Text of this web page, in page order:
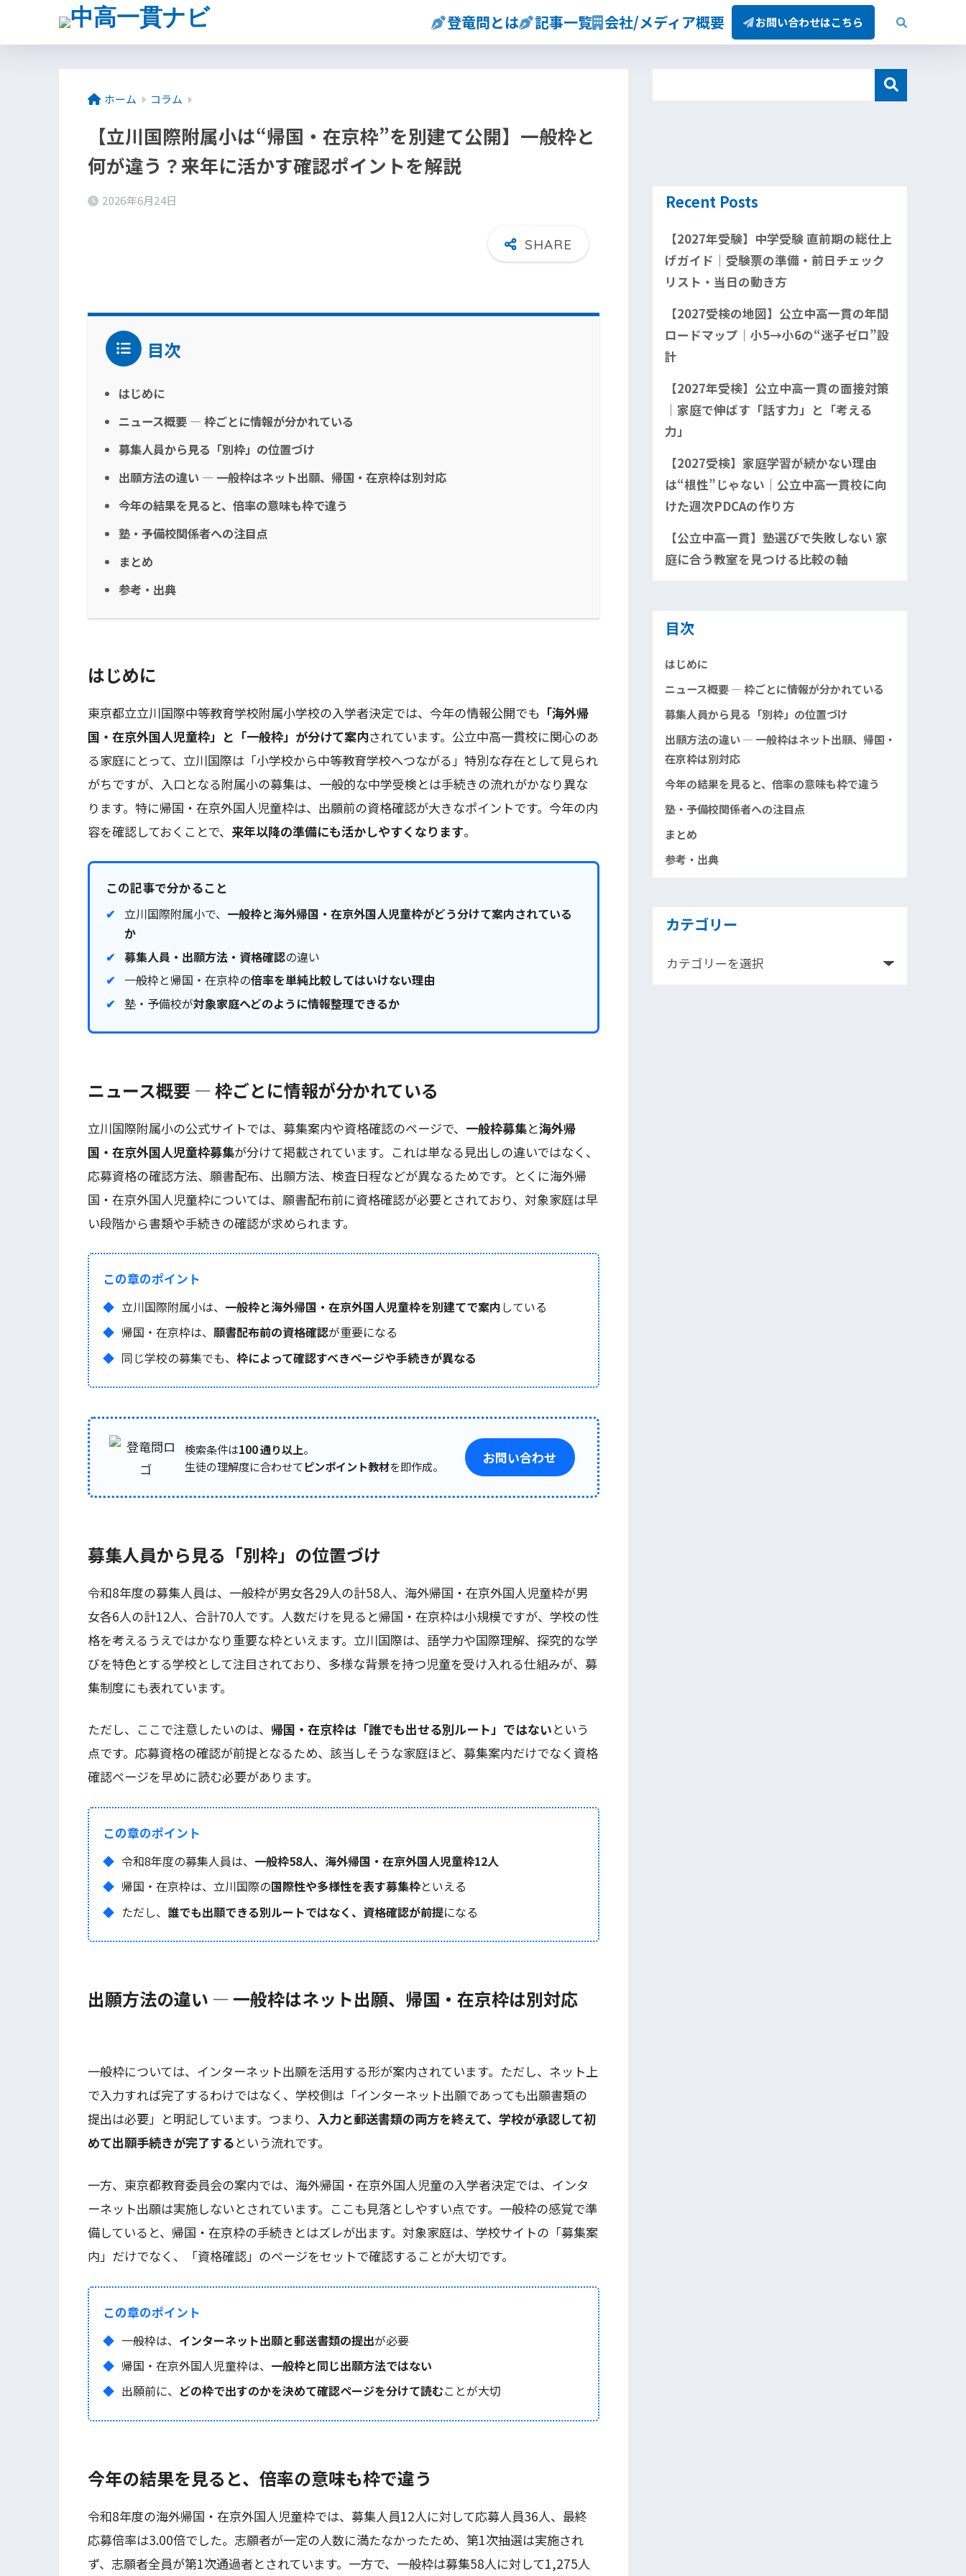
登竜問とは 記事一覧 会社/メディア概要 お問い合わせはこちら
ホーム コラム
【立川国際附属小は“帰国・在京枠”を別建て公開】一般枠と
何が違う？来年に活かす確認ポイントを解説
2026年6月24日
目次
はじめに
ニュース概要 ― 枠ごとに情報が分かれている
募集人員から見る「別枠」の位置づけ
出願方法の違い ― 一般枠はネット出願、帰国・在京枠は別対応
今年の結果を見ると、倍率の意味も枠で違う
塾・予備校関係者への注目点
まとめ
参考・出典
はじめに
東京都立立川国際中等教育学校附属小学校の入学者決定では、今年の情報公開でも 「海外帰
国・在京外国人児童枠」と「一般枠」が分けて案内されています。公立中高一貫校に関心のあ
る家庭にとって、立川国際は「小学校から中等教育学校へつながる」特別な存在として見られ
がちですが、入口となる附属小の募集は、一般的な中学受検とは手続きの流れがかなり異な
ります。特に帰国・在京外国人児童枠は、出願前の資格確認が大きなポイントです。今年の内
容を確認しておくことで、 来年以降の準備にも活かしやすくなります。
この記事で分かること
立川国際附属小で、 一般枠と海外帰国・在京外国人児童枠がどう分けて案内されている
か
募集人員・出願方法・資格確認の違い
一般枠と帰国・在京枠の倍率を単純比較してはいけない理由
塾・予備校が対象家庭へどのように情報整理できるか
ニュース概要 ― 枠ごとに情報が分かれている
立川国際附属小の公式サイトでは、募集案内や資格確認のページで、 一般枠募集と海外帰
国・在京外国人児童枠募集が分けて掲載されています。これは単なる見出しの違いではなく、
応募資格の確認方法、願書配布、出願方法、検査日程などが異なるためです。とくに海外帰
国・在京外国人児童枠については、願書配布前に資格確認が必要とされており、対象家庭は早
い段階から書類や手続きの確認が求められます。
この章のポイント
立川国際附属小は、 一般枠と海外帰国・在京外国人児童枠を別建てで案内 している
帰国・在京枠は、 願書配布前の資格確認が重要になる
同じ学校の募集でも、 枠によって確認すべきページや手続きが異なる
検索条件は100 通り以上。
生徒の理解度に合わせてピンポイント教材を即作成。 お問い合わせ
募集人員から見る「別枠」の位置づけ
令和8年度の募集人員は、一般枠が男女各29人の計58人、海外帰国・在京外国人児童枠が男
女各6人の計12人、合計70人です。人数だけを見ると帰国・在京枠は小規模ですが、学校の性
格を考えるうえではかなり重要な枠といえます。立川国際は、語学力や国際理解、探究的な学
びを特色とする学校として注目されており、多様な背景を持つ児童を受け入れる仕組みが、募
集制度にも表れています。
ただし、ここで注意したいのは、 帰国・在京枠は「誰でも出せる別ルート」ではないという
点です。応募資格の確認が前提となるため、該当しそうな家庭ほど、募集案内だけでなく資格
確認ページを早めに読む必要があります。
この章のポイント
令和8年度の募集人員は、 一般枠58人、海外帰国・在京外国人児童枠12人
帰国・在京枠は、立川国際の国際性や多様性を表す募集枠といえる
ただし、 誰でも出願できる別ルートではなく、資格確認が前提になる
出願方法の違い ― 一般枠はネット出願、帰国・在京枠は別対応
一般枠については、インターネット出願を活用する形が案内されています。ただし、ネット上
で入力すれば完了するわけではなく、学校側は「インターネット出願であっても出願書類の
提出は必要」と明記しています。つまり、 入力と郵送書類の両方を終えて、学校が承認して初
めて出願手続きが完了するという流れです。
一方、東京都教育委員会の案内では、海外帰国・在京外国人児童の入学者決定では、インタ
ーネット出願は実施しないとされています。ここも見落としやすい点です。一般枠の感覚で準
備していると、帰国・在京枠の手続きとはズレが出ます。対象家庭は、学校サイトの「募集案
内」だけでなく、「資格確認」のページをセットで確認することが大切です。
この章のポイント
一般枠は、 インターネット出願と郵送書類の提出が必要
帰国・在京外国人児童枠は、 一般枠と同じ出願方法ではない
出願前に、 どの枠で出すのかを決めて確認ページを分けて読むことが大切
今年の結果を見ると、倍率の意味も枠で違う
令和8年度の海外帰国・在京外国人児童枠では、募集人員12人に対して応募人員36人、最終
応募倍率は3.00倍でした。志願者が一定の人数に満たなかったため、第1次抽選は実施され
ず、志願者全員が第1次通過者とされています。一方で、一般枠は募集58人に対して1,275人
Recent Posts
【2027年受験】中学受験 直前期の総仕上
げガイド｜受験票の準備・前日チェック
リスト・当日の動き方
【2027受検の地図】公立中高一貫の年間
ロードマップ｜小5→小6の“迷子ゼロ”設
計
【2027年受検】公立中高一貫の面接対策
｜家庭で伸ばす「話す力」と「考える
力」
【2027受検】家庭学習が続かない理由
は“根性”じゃない｜公立中高一貫校に向
けた週次PDCAの作り方
【公立中高一貫】塾選びで失敗しない 家
庭に合う教室を見つける比較の軸
目次
はじめに
ニュース概要 ― 枠ごとに情報が分かれている
募集人員から見る「別枠」の位置づけ
出願方法の違い ― 一般枠はネット出願、帰国・
在京枠は別対応
今年の結果を見ると、倍率の意味も枠で違う
塾・予備校関係者への注目点
まとめ
参考・出典
カテゴリー